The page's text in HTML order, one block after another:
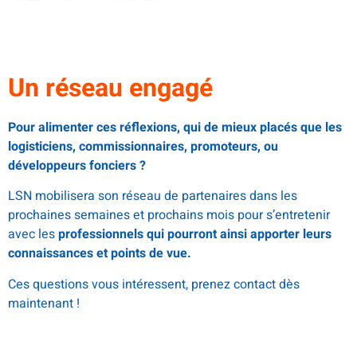
Un réseau engagé
Pour alimenter ces réflexions, qui de mieux placés que les
logisticiens, commissionnaires, promoteurs, ou
développeurs fonciers ?
LSN mobilisera son réseau de partenaires dans les
prochaines semaines et prochains mois pour s’entretenir
avec lesprofessionnels qui pourront ainsi apporter leurs
connaissances et points de vue.
Ces questions vous intéressent, prenez contact dès
maintenant !